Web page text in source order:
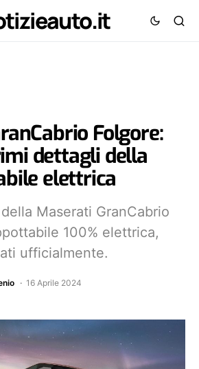
Folgore:
dettagli della
elettrica
Maserati GranCabrio
100% elettrica,
ufficialmente.
16 Aprile 2024